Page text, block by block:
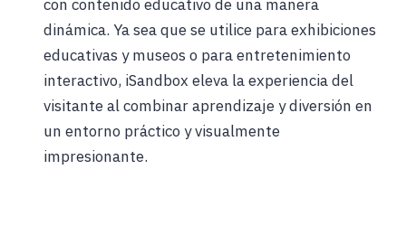
con contenido educativo de una manera
dinámica. Ya sea que se utilice para exhibiciones
educativas y museos o para entretenimiento
interactivo, iSandbox eleva la experiencia del
visitante al combinar aprendizaje y diversión en
un entorno práctico y visualmente
impresionante.